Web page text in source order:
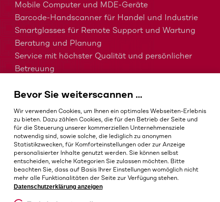
Mobile Computer und MDE-Geräte
Barcode-Handscanner für Handel und Industrie
Smartglasses für Remote Support und Wartung
Beratung und Planung
Service mit höchster Qualität und persönlicher
Betreuung
Barcodes in der Intralogistik
Barcodes im Gesundheitswesen
IP-Schutzklassen – Welche ist die Richtige?
AGB
Impressum
Datenschutz
Bevor Sie weiterscannen …
Wir verwenden Cookies, um Ihnen ein optimales Webseiten-Erlebnis
zu bieten. Dazu zählen Cookies, die für den Betrieb der Seite und
für die Steuerung unserer kommerziellen Unternehmensziele
notwendig sind, sowie solche, die lediglich zu anonymen
Statistikzwecken, für Komforteinstellungen oder zur Anzeige
personalisierter Inhalte genutzt werden. Sie können selbst
entscheiden, welche Kategorien Sie zulassen möchten. Bitte
beachten Sie, dass auf Basis Ihrer Einstellungen womöglich nicht
mehr alle Funktionalitäten der Seite zur Verfügung stehen.
Datenschutzerklärung anzeigen